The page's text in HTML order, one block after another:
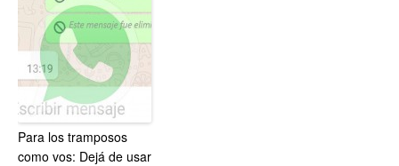
Para los tramposos
como vos: Dejá de usar